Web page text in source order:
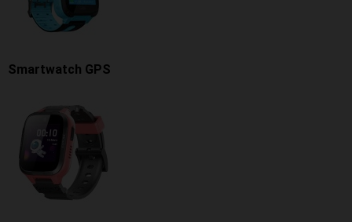
Smartwatch GPS